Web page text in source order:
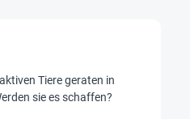
Tiere geraten in
sie es schaffen?